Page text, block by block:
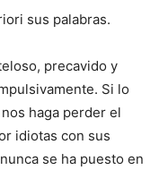
sus palabras.
precavido y
Si lo
haga perder el
idiotas con sus
se ha puesto en